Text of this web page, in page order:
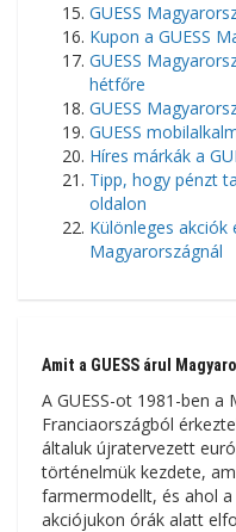
GUESS
Kupon a GUESS
GUESS
hétfőre
GUESS
GUESS
Híres márkák a
Tipp, hogy pénzt
oldalon
Különleges akciók
Magyarországnál
Amit a GUESS árul
A GUESS-ot 1981-ben
Franciaországból
általuk újratervezett
történelmük kezdete,
farmermodellt, és ahol a
akciójukon órák alatt